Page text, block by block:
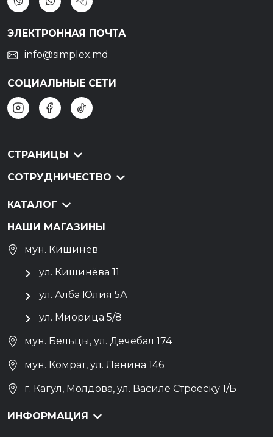
ЭЛЕКТРОННАЯ ПОЧТА
info@simplex.md
СОЦИАЛЬНЫЕ СЕТИ
СТРАНИЦЫ
СОТРУДНИЧЕСТВО
КАТАЛОГ
НАШИ МАГАЗИНЫ
мун. Кишинёв
ул. Кишинёва 11
ул. Алба Юлия 5А
ул. Миорица 5/8
мун. Бельцы, ул. Дечебал 174
мун. Комрат, ул. Ленина 146
г. Кагул, Молдова, ул. Василе Строеску 1/Б
ИНФОРМАЦИЯ